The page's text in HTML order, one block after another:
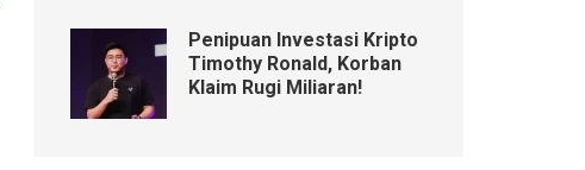
Penipuan Investasi Kripto
Timothy Ronald, Korban
Klaim Rugi Miliaran!